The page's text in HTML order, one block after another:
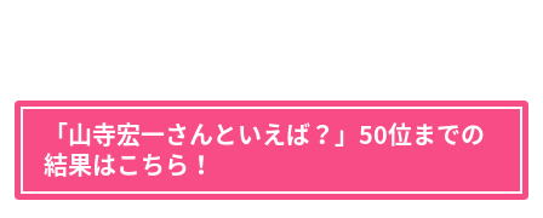
「山寺宏一さんといえば？」50位までの
結果はこちら！